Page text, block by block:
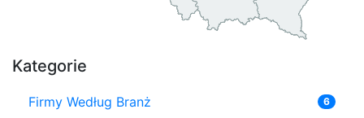
Kategorie
Firmy Według Branż 6